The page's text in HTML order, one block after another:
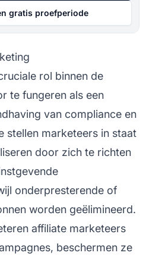
gratis proefperiode
rol binnen de
te fungeren als een
van compliance en
stellen marketeers in staat
door zich te richten
onderpresterende of
worden geëlimineerd.
affiliate marketeers
beschermen ze